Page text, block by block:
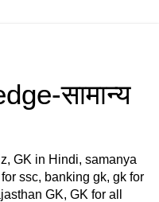
सामान्य
GK in Hindi, samanya
ssc, banking gk, gk for
GK, GK for all